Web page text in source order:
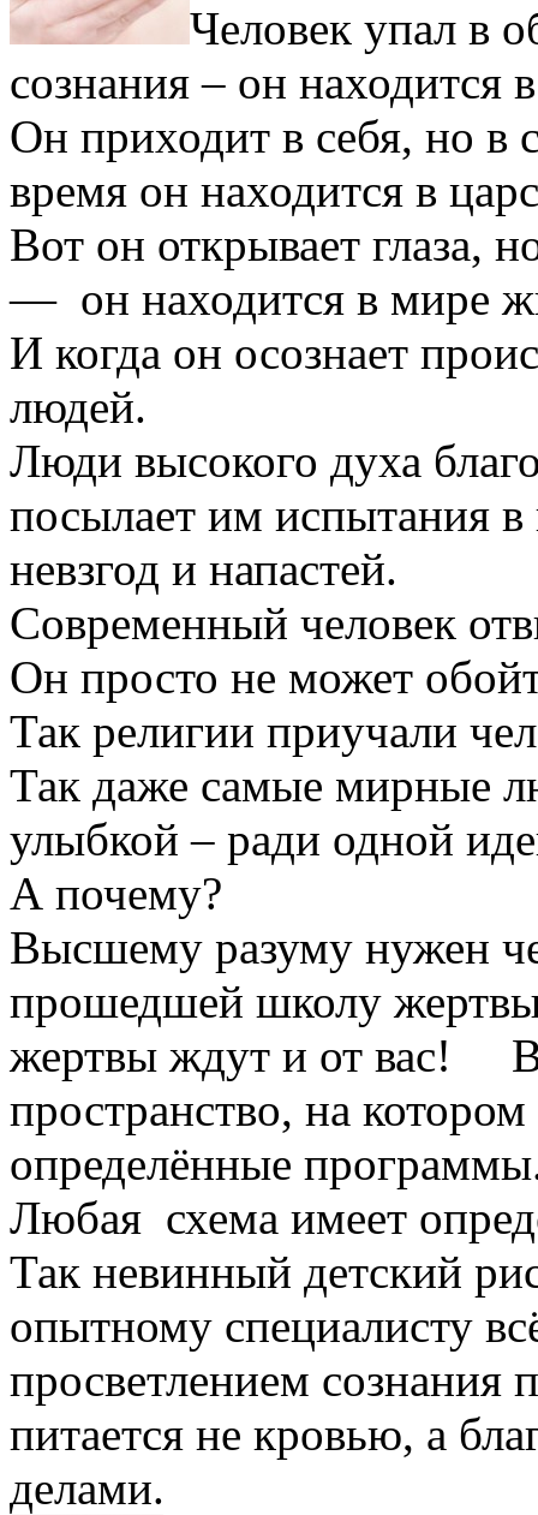
Человек упал в
сознания – он находится
Он приходит в себя, но в
время он находится в
Вот он открывает глаза,
— он находится в мире
И когда он осознает
людей.
Люди высокого духа
посылает им испытания
невзгод и напастей.
Современный человек
Он просто не может
Так религии приучали
Так даже самые мирные
улыбкой – ради одной
А почему?
Высшему разуму нужен
прошедшей школу
жертвы ждут и от вас!
пространство, на
определённые
Любая схема имеет
Так невинный детский
опытному специалисту
просветлением сознания
питается не кровью, а
делами.